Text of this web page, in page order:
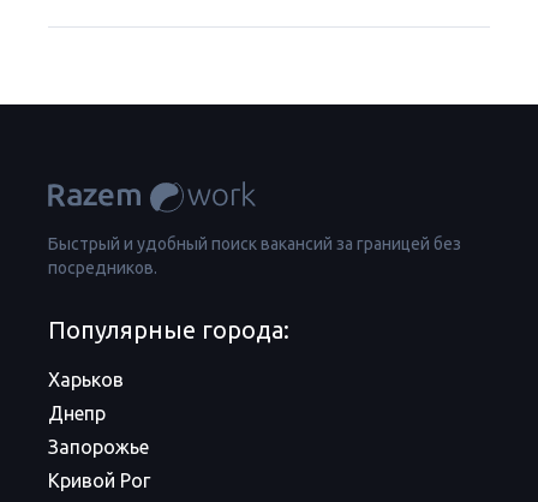
Быстрый и удобный поиск вакансий за границей без
посредников.
Популярные города:
Харьков
Днепр
Запорожье
Кривой Рог